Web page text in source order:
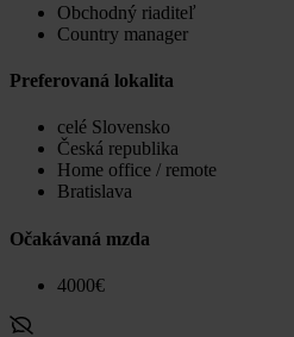
Obchodný riaditeľ
Country manager
Preferovaná lokalita
celé Slovensko
Česká republika
Home office / remote
Bratislava
Očakávaná mzda
4000€